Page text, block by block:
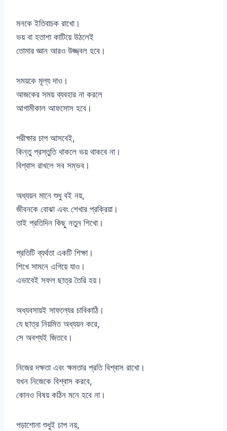
মনকে ইতিবাচক রাখো।
ভয় বা হতাশা কাটিয়ে উঠলেই
তোমার জ্ঞান আরও উজ্জ্বল হবে।
সময়কে মূল্য দাও।
আজকের সময় ব্যবহার না করলে
আগামীকাল আফসোস হবে।
পরীক্ষার চাপ আসবেই,
কিন্তু প্রস্তুতি থাকলে ভয় থাকবে না।
বিশ্বাস রাখলে সব সম্ভব।
অধ্যয়ন মানে শুধু বই নয়,
জীবনকে বোঝা এবং শেখার প্রক্রিয়া।
তাই প্রতিদিন কিছু নতুন শিখো।
প্রতিটি ব্যর্থতা একটি শিক্ষা।
শিখে সামনে এগিয়ে যাও।
এভাবেই সফল ছাত্র তৈরি হয়।
অধ্যবসায়ই সাফল্যের চাবিকাঠি।
যে ছাত্র নিয়মিত অধ্যয়ন করে,
সে অবশ্যই জিতবে।
নিজের দক্ষতা এবং ক্ষমতার প্রতি বিশ্বাস রাখো।
যখন নিজেকে বিশ্বাস করবে,
কোনও বিষয় কঠিন মনে হবে না।
পড়াশোনা শুধুই চাপ নয়,